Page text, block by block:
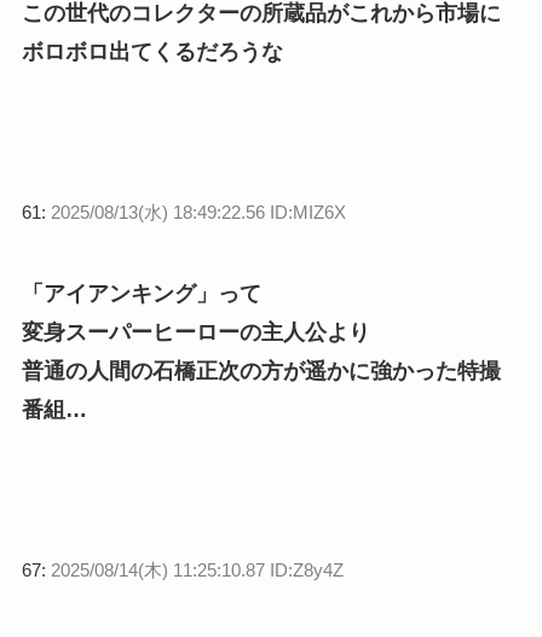
この世代のコレクターの所蔵品がこれから市場に
ボロボロ出てくるだろうな
61: 2025/08/13(水) 18:49:22.56 ID:MIZ6X
「アイアンキング」って
変身スーパーヒーローの主人公より
普通の人間の石橋正次の方が遥かに強かった特撮
番組…
67: 2025/08/14(木) 11:25:10.87 ID:Z8y4Z